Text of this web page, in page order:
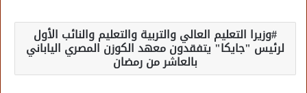
وزيرا التعليم العالي والتربية والتعليم والنائب الأول
لرئيس "جايكا" يتفقدون معهد الكوزن المصري الياباني
بالعاشر من رمضان